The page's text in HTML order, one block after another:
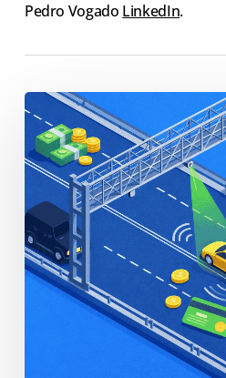
Pedro Vogado LinkedIn.
Como
pagar
pedágio
eletrônico
sem
tag:
veja
o